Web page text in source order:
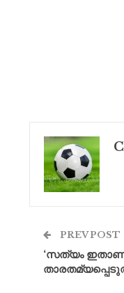
PREV POST
‘സത്യം